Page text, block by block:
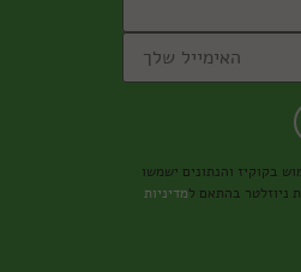
בקוקיז והנתונים ישמשו
ניוזלטר בהתאם למדיניות